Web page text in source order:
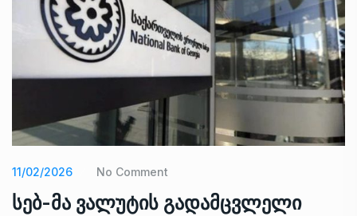
11/02/2026 No Comment
სებ-მა ვალუტის გადამცვლელი